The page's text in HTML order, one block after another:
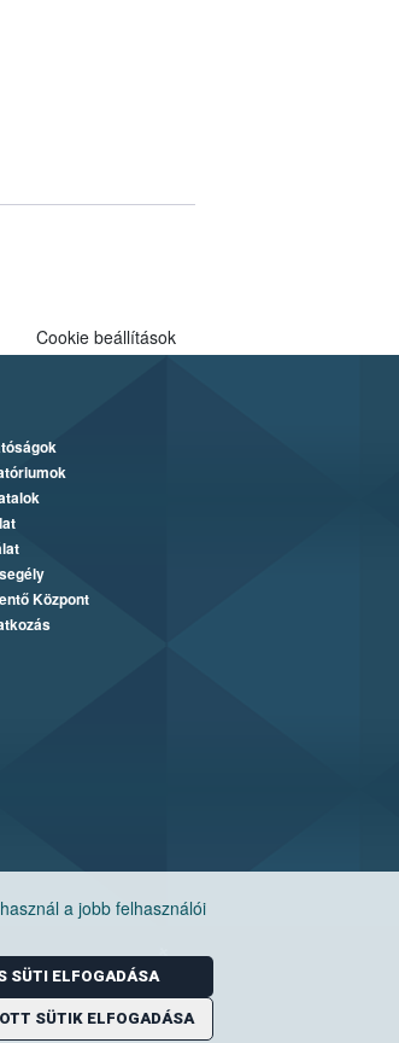
a jobb felhasználói
SÜTI ELFOGADÁSA
SÜTIK ELFOGADÁSA
Cookie beállítások
Központ